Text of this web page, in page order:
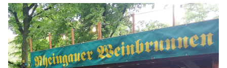
MELDUNGEN
SOZIALE MEDIEN
KLARTEXT